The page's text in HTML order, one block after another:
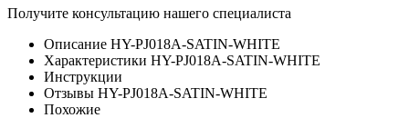
Получите консультацию нашего специалиста
Описание HY-PJ018A-SATIN-WHITE
Характеристики HY-PJ018A-SATIN-WHITE
Инструкции
Отзывы HY-PJ018A-SATIN-WHITE
Похожие